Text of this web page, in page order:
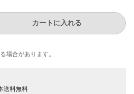
カートに入れる
場合が​あります。
送料無料